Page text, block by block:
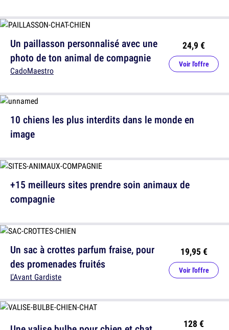
Un paillasson personnalisé avec une
photo de ton animal de compagnie
CadoMaestro
24,9 €
Voir l'offre
+15 meilleurs sites prendre soin animaux de
compagnie
128 €
10 chiens les plus interdits dans le monde en
image
Un sac à crottes parfum fraise, pour
des promenades fruités
L'Avant Gardiste
19,95 €
Voir l'offre